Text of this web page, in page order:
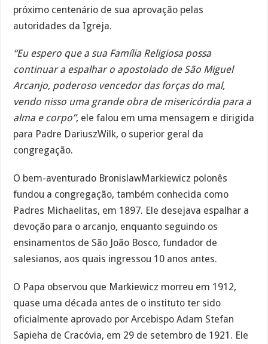
próximo centenário de sua aprovação pelas
autoridades da Igreja.
“Eu espero que a sua Família Religiosa possa
continuar a espalhar o apostolado de São Miguel
Arcanjo, poderoso vencedor das forças do mal,
vendo nisso uma grande obra de misericórdia para a
alma e corpo”, ele falou em uma mensagem e dirigida
para Padre DariuszWilk, o superior geral da
congregação.
O bem-aventurado BronislawMarkiewicz polonês
fundou a congregação, também conhecida como
Padres Michaelitas, em 1897. Ele desejava espalhar a
devoção para o arcanjo, enquanto seguindo os
ensinamentos de São João Bosco, fundador de
salesianos, aos quais ingressou 10 anos antes.
O Papa observou que Markiewicz morreu em 1912,
quase uma década antes de o instituto ter sido
oficialmente aprovado por Arcebispo Adam Stefan
Sapieha de Cracóvia, em 29 de setembro de 1921. Ele